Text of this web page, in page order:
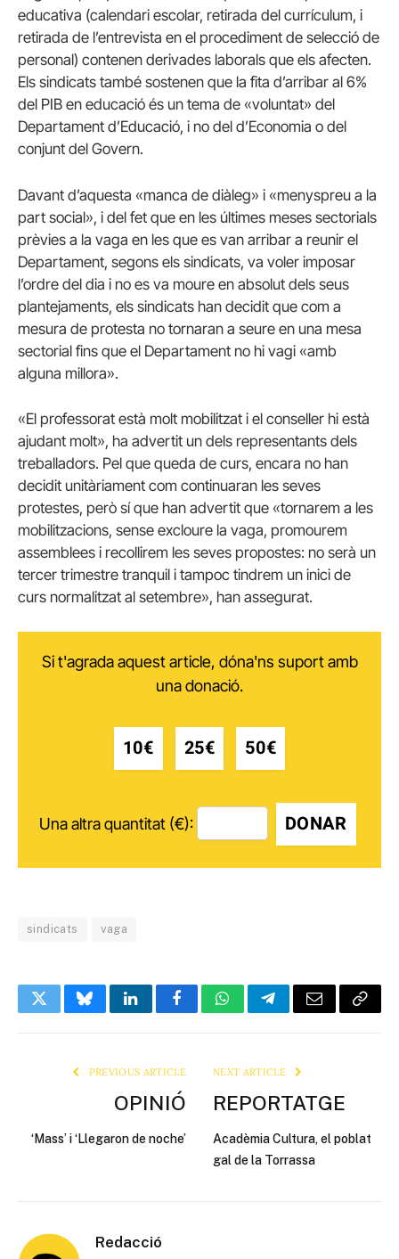
educativa (calendari escolar, retirada del currículum, i
retirada de l’entrevista en el procediment de selecció de
personal) contenen derivades laborals que els afecten.
Els sindicats també sostenen que la fita d’arribar al 6%
del PIB en educació és un tema de «voluntat» del
Departament d’Educació, i no del d’Economia o del
conjunt del Govern.
Davant d’aquesta «manca de diàleg» i «menyspreu a la
part social», i del fet que en les últimes meses sectorials
prèvies a la vaga en les que es van arribar a reunir el
Departament, segons els sindicats, va voler imposar
l’ordre del dia i no es va moure en absolut dels seus
plantejaments, els sindicats han decidit que com a
mesura de protesta no tornaran a seure en una mesa
sectorial fins que el Departament no hi vagi «amb
alguna millora».
«El professorat està molt mobilitzat i el conseller hi està
ajudant molt», ha advertit un dels representants dels
treballadors. Pel que queda de curs, encara no han
decidit unitàriament com continuaran les seves
protestes, però sí que han advertit que «tornarem a les
mobilitzacions, sense excloure la vaga, promourem
assemblees i recollirem les seves propostes: no serà un
tercer trimestre tranquil i tampoc tindrem un inici de
curs normalitzat al setembre», han assegurat.
Si t'agrada aquest article, dóna'ns suport amb
una donació.
10€ 25€ 50€
Una altra quantitat (€): DONAR
sindicats vaga
TwitterBlueskyLinkedInFacebookWhatsAppTelegramEmail Copy
PREVIOUS ARTICLE
OPINIÓ
‘Mass’ i ‘Llegaron de noche’
NEXT ARTICLE
REPORTATGE
Acadèmia Cultura, el poblat
gal de la Torrassa
Redacció